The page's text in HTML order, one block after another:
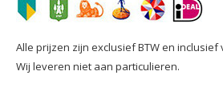
Alle prijzen zijn exclusief BTW en
Wij leveren niet aan particulieren.